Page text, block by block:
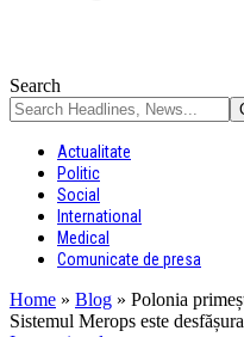
Search
Actualitate
Politic
Social
International
Medical
Comunicate de presa
Home » Blog » Polonia
Sistemul Merops este